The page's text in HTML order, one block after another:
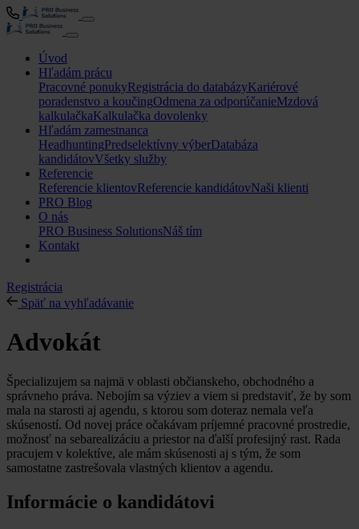
Úvod
Hľadám prácu
Pracovné ponukyRegistrácia do databázyKariérové
poradenstvo a koučingOdmena za odporúčanieMzdová
kalkulačkaKalkulačka dovolenky
Hľadám zamestnanca
HeadhuntingPredselektívny výberDatabáza
kandidátovVšetky služby
Referencie
Referencie klientovReferencie kandidátovNaši klienti
PRO Blog
O nás
PRO Business SolutionsNáš tím
Kontakt
Registrácia
Späť na vyhľadávanie
Advokát
Špecializujem sa najmä v oblasti občianskeho, obchodného a
správneho práva. Nebojím sa výziev a viem si predstaviť, že by som
mala na starosti aj agendu, s ktorou som doteraz nemala veľa
skúseností. Od novej práce očakávam príjemné pracovné prostredie,
možnosť na sebarealizáciu a priestor na ďalší profesijný rast. Rada
pracujem v kolektíve, ale mám skúsenosti aj s tým, že som
samostatne zastrešovala vlastných klientov a agendu.
Informácie o kandidátovi